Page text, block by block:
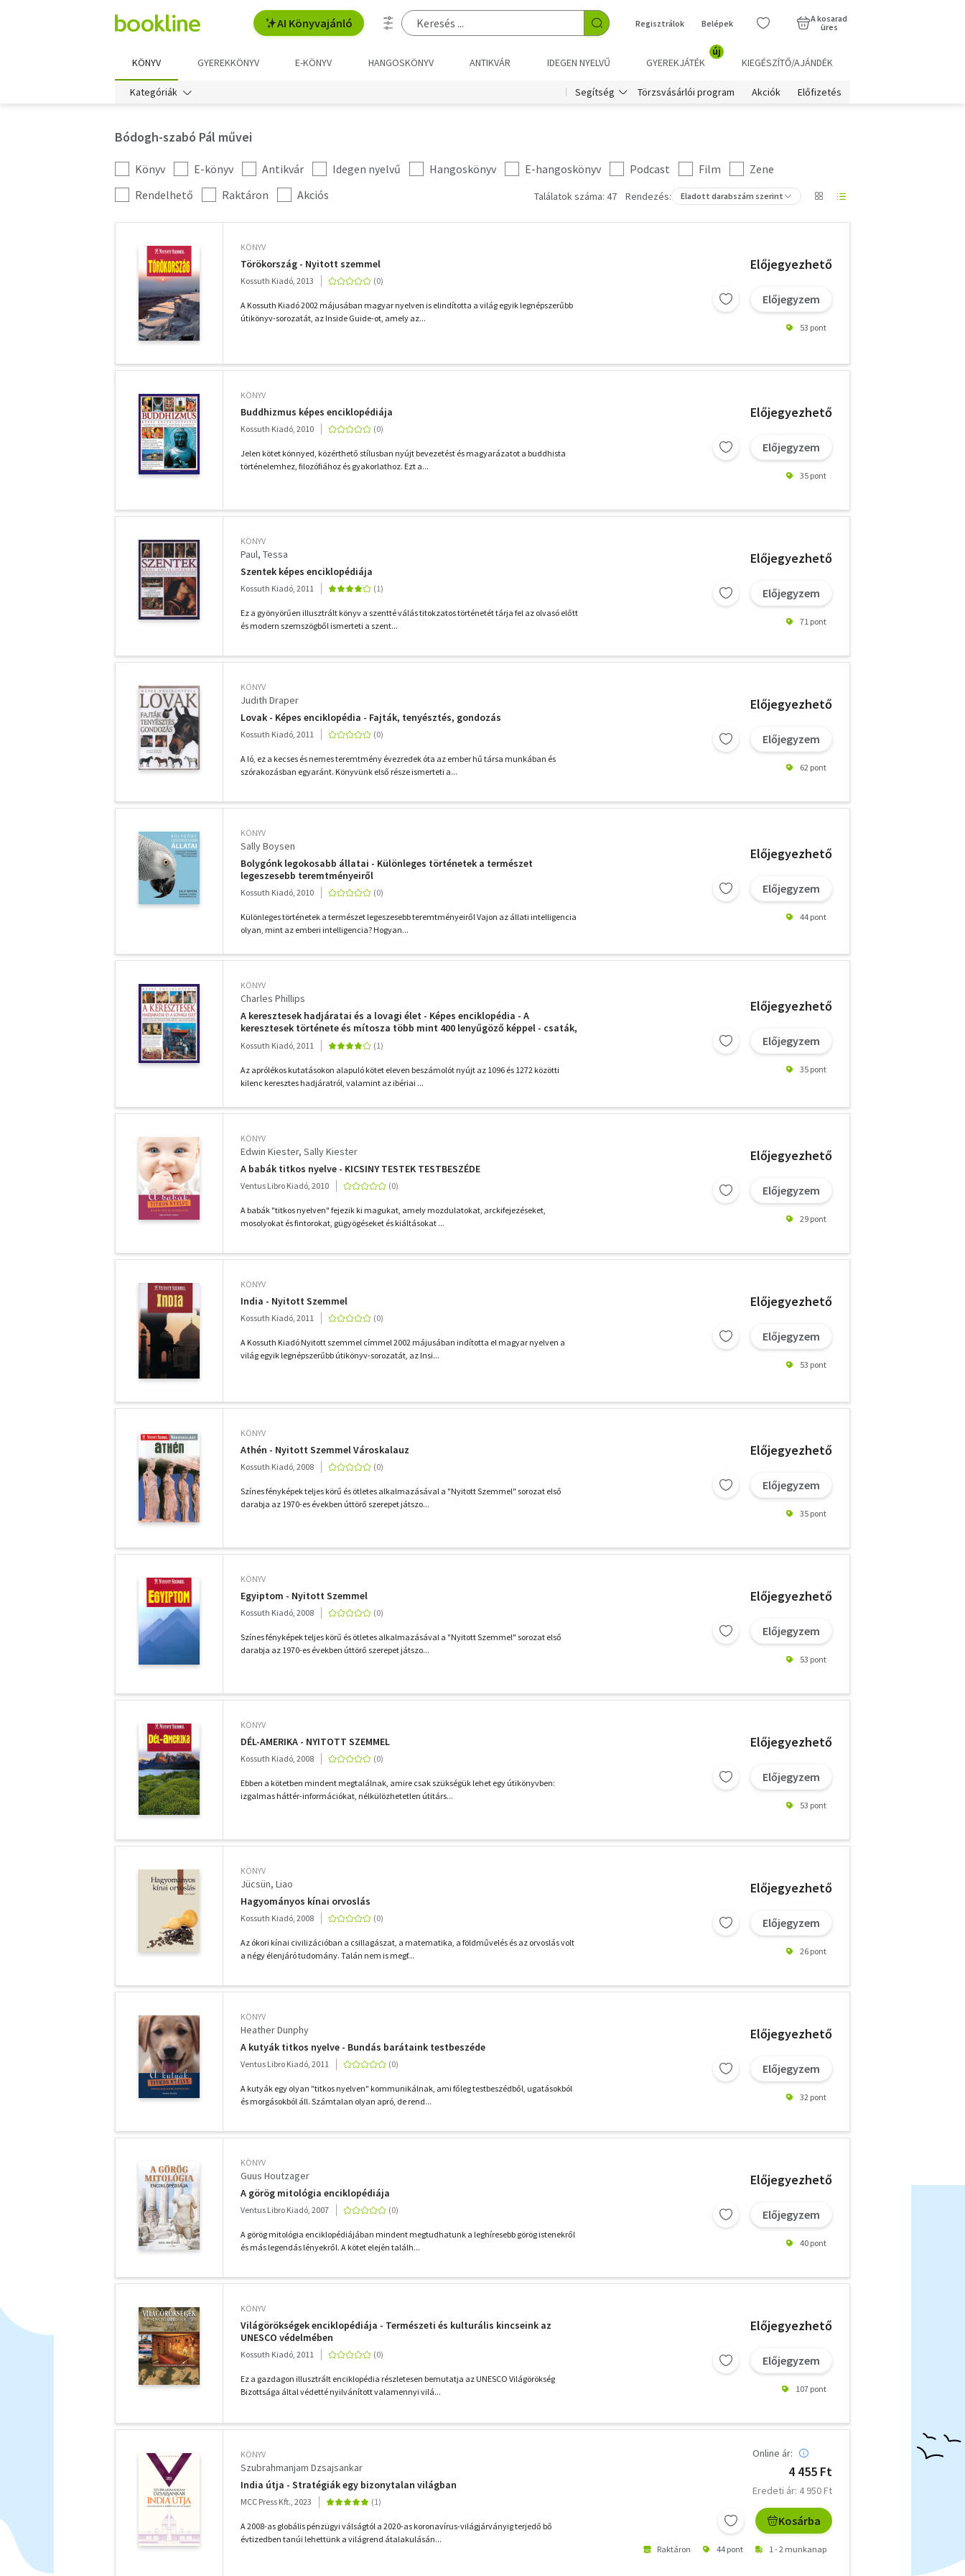
AI Könyvajánló Regisztrálok Belépek
A kosarad
üres
KÖNYV GYEREKKÖNYV E-KÖNYV HANGOSKÖNYV ANTIKVÁR IDEGEN NYELVŰ GYEREKJÁTÉK
új
KIEGÉSZÍTŐ/AJÁNDÉK
Kategóriák Segítség Törzsvásárlói program Akciók Előfizetés
Bódogh-szabó Pál művei
Kategória
szűrés
Könyv E-könyv Antikvár Idegen nyelvű Hangoskönyv E-hangoskönyv Podcast Film
Zene
További
szűrők
Rendelhető Raktáron Akciós Találatok száma: 47 Rendezés: Eladott darabszám szerint
KÖNYV
Törökország - Nyitott szemmel
Kossuth Kiadó, 2013
A Kossuth Kiadó 2002 májusában magyar nyelven is elindította a világ egyik legnépszerűbb
útikönyv-sorozatát, az Inside Guide-ot, amely az...
Előjegyezhető
Előjegyzem
53 pont
KÖNYV
Buddhizmus képes enciklopédiája
Kossuth Kiadó, 2010
Jelen kötet könnyed, közérthető stílusban nyújt bevezetést és magyarázatot a buddhista
történelemhez, filozófiához és gyakorlathoz. Ezt a...
Előjegyezhető
Előjegyzem
35 pont
KÖNYV
Paul, Tessa
Szentek képes enciklopédiája
Kossuth Kiadó, 2011
Ez a gyönyörűen illusztrált könyv a szentté válás titokzatos történetét tárja fel az olvasó előtt
és modern szemszögből ismerteti a szent...
Előjegyezhető
Előjegyzem
71 pont
KÖNYV
Judith Draper
Lovak - Képes enciklopédia - Fajták, tenyésztés, gondozás
Kossuth Kiadó, 2011
A ló, ez a kecses és nemes teremtmény évezredek óta az ember hű társa munkában és
szórakozásban egyaránt. Könyvünk első része ismerteti a...
Előjegyezhető
Előjegyzem
62 pont
KÖNYV
Sally Boysen
Bolygónk legokosabb állatai - Különleges történetek a természet
legeszesebb teremtményeiről
Kossuth Kiadó, 2010
Különleges történetek a természet legeszesebb teremtményeiről Vajon az állati intelligencia
olyan, mint az emberi intelligencia? Hogyan...
Előjegyezhető
Előjegyzem
44 pont
KÖNYV
Charles Phillips
A keresztesek hadjáratai és a lovagi élet - Képes enciklopédia - A
keresztesek története és mítosza több mint 400 lenyűgöző képpel - csaták,
kalandok, ostromok
Kossuth Kiadó, 2011
Az aprólékos kutatásokon alapuló kötet eleven beszámolót nyújt az 1096 és 1272 közötti
kilenc keresztes hadjáratról, valamint az ibériai ...
Előjegyezhető
Előjegyzem
35 pont
KÖNYV
Edwin Kiester Sally Kiester
A babák titkos nyelve - KICSINY TESTEK TESTBESZÉDE
Ventus Libro Kiadó, 2010
A babák "titkos nyelven" fejezik ki magukat, amely mozdulatokat, arckifejezéseket,
mosolyokat és fintorokat, gügyögéseket és kiáltásokat ...
Előjegyezhető
Előjegyzem
29 pont
KÖNYV
India - Nyitott Szemmel
Kossuth Kiadó, 2011
A Kossuth Kiadó Nyitott szemmel címmel 2002 májusában indította el magyar nyelven a
világ egyik legnépszerűbb útikönyv-sorozatát, az Insi...
Előjegyezhető
Előjegyzem
53 pont
KÖNYV
Athén - Nyitott Szemmel Városkalauz
Kossuth Kiadó, 2008
Színes fényképek teljes körű és ötletes alkalmazásával a "Nyitott Szemmel" sorozat első
darabja az 1970-es években úttörő szerepet játszo...
Előjegyezhető
Előjegyzem
35 pont
KÖNYV
Egyiptom - Nyitott Szemmel
Kossuth Kiadó, 2008
Színes fényképek teljes körű és ötletes alkalmazásával a "Nyitott Szemmel" sorozat első
darabja az 1970-es években úttörő szerepet játszo...
Előjegyezhető
Előjegyzem
53 pont
KÖNYV
DÉL-AMERIKA - NYITOTT SZEMMEL
Kossuth Kiadó, 2008
Ebben a kötetben mindent megtalálnak, amire csak szükségük lehet egy útikönyvben:
izgalmas háttér-információkat, nélkülözhetetlen útitárs...
Előjegyezhető
Előjegyzem
53 pont
KÖNYV
Jücsün, Liao
Hagyományos kínai orvoslás
Kossuth Kiadó, 2008
Az ókori kínai civilizációban a csillagászat, a matematika, a földművelés és az orvoslás volt
a négy élenjáró tudomány. Talán nem is megf...
Előjegyezhető
Előjegyzem
26 pont
KÖNYV
Heather Dunphy
A kutyák titkos nyelve - Bundás barátaink testbeszéde
Ventus Libro Kiadó, 2011
A kutyák egy olyan "titkos nyelven" kommunikálnak, ami főleg testbeszédből, ugatásokból
és morgásokból áll. Számtalan olyan apró, de rend...
Előjegyezhető
Előjegyzem
32 pont
KÖNYV
Guus Houtzager
A görög mitológia enciklopédiája
Ventus Libro Kiadó, 2007
A görög mitológia enciklopédiájában mindent megtudhatunk a leghíresebb görög istenekről
és más legendás lényekről. A kötet elején találh...
Előjegyezhető
Előjegyzem
40 pont
KÖNYV
Világörökségek enciklopédiája - Természeti és kulturális kincseink az
UNESCO védelmében
Kossuth Kiadó, 2011
Ez a gazdagon illusztrált enciklopédia részletesen bemutatja az UNESCO Világörökség
Bizottsága által védetté nyilvánított valamennyi vilá...
Előjegyezhető
Előjegyzem
107 pont
KÖNYV
Szubrahmanjam Dzsajsankar
India útja - Stratégiák egy bizonytalan világban
MCC Press Kft., 2023
A 2008-as globális pénzügyi válságtól a 2020-as koronavírus-világjárványig terjedő bő
évtizedben tanúi lehettünk a világrend átalakulásán...
Online ár:
4 455 Ft
Eredeti ár: 4 950 Ft
Kosárba
Raktáron 44 pont 1 - 2 munkanap